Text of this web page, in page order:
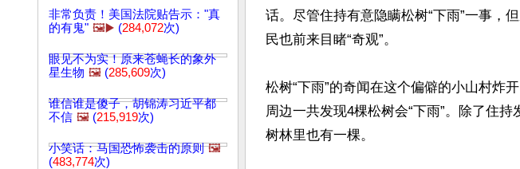
非常负责！美国法院贴告示："真
的有鬼" 🖼️▶️ (284,072次)
眼见不为实！原来苍蝇长的象外
星生物 🖼️ (285,609次)
谁信谁是傻子，胡锦涛习近平都
不信 🖼️ (215,919次)
小笑话：马国恐怖袭击的原则 🖼️
(483,774次)
话。尽管住持有意隐瞒松树“下雨”一事，
民也前来目睹“奇观”。
松树“下雨”的奇闻在这个偏僻的小山村炸
周边一共发现4棵松树会“下雨”。除了住
树林里也有一棵。